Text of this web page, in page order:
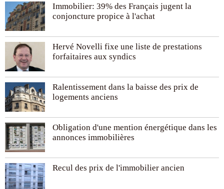
Immobilier: 39% des Français jugent la
conjoncture propice à l'achat
Hervé Novelli fixe une liste de prestations
forfaitaires aux syndics
Ralentissement dans la baisse des prix de
logements anciens
Obligation d'une mention énergétique dans les
annonces immobilières
Recul des prix de l'immobilier ancien